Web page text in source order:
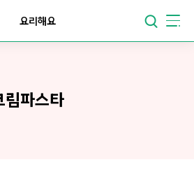
요리해요
림파스타